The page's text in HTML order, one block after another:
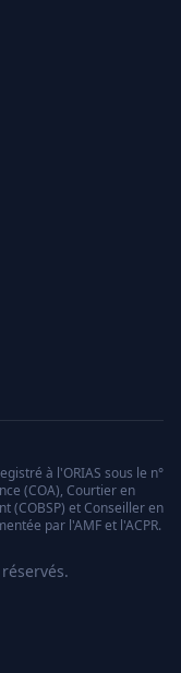
à l'ORIAS sous le n°
(COA), Courtier en
(COBSP) et Conseiller en
par l'AMF et l'ACPR.